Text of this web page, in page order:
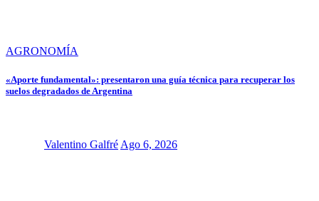
AGRONOMÍA
«Aporte fundamental»: presentaron una guía técnica para recuperar los
suelos degradados de Argentina
Valentino Galfré Ago 6, 2026